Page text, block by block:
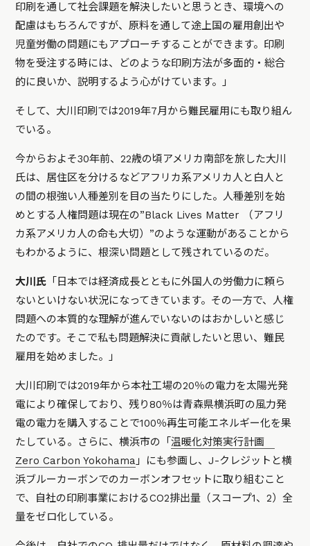
印刷を通して社会課題を解決したいと思うとき、環境への
配慮はもちろんですが、原料を通して途上国の雇用創出や
児童労働の問題にもアプローチすることができます。印刷
物を受注する時には、どのような印刷方法が多面的・総合
的に良いか、説明するよう心がけています。」
そして、大川印刷では2019年7月から難民雇用にも取り組ん
でいる。
今からおよそ30年前、22歳の頃アメリカ南部を旅した大川
氏は、居住区を分けるなどアフリカ系アメリカ人と白人と
の間の根強い人種差別を目の当たりにした。人種差別を始
めとする人権問題は現在の”Black Lives Matter （アフリ
カ系アメリカ人の命も大切）”のような運動があることから
もわかるように、根深い問題として残されているのだ。
大川氏 「日本では経済成長とともに外国人の労働力に頼ら
ないといけない状況になってきています。その一方で、人権
問題への本質的な理解が進んでいないのはおかしいと感じ
たのです。そこで私も問題解決に貢献したいと思い、難民
雇用を始めました。」
大川印刷では2019年から本社工場の20％の電力を太陽光発
電により確保しており、残り80％は青森県横浜町の風力発
電の電力を購入することで100％再生可能エネルギー化を果
たしている。さらに、横浜市の「温暖化対策実行計画
Zero Carbon Yokohama 」にも参画し、J-クレジットと横
浜ブルーカーボンでのカーボンオフセットに取り組むこと
で、自社の印刷事業におけるCO2排出量（スコープ1、2）全
量をゼロ化している。